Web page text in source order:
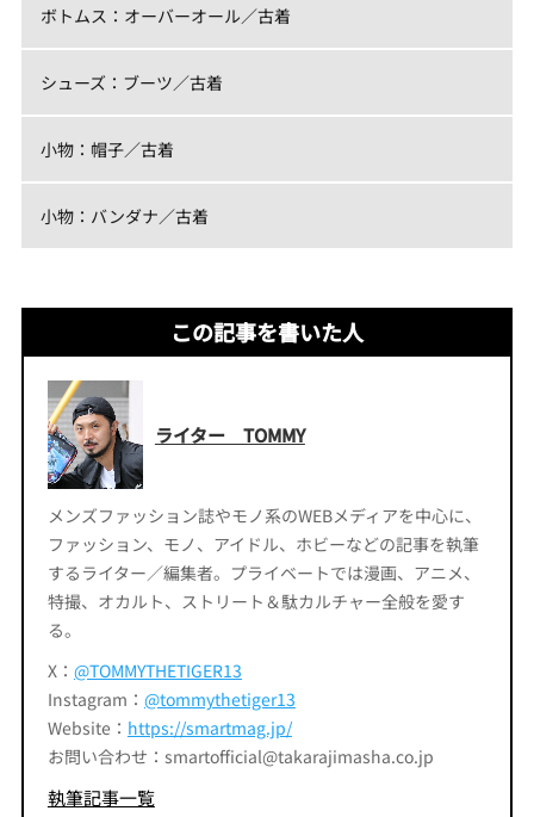
ボトムス：オーバーオール／古着
シューズ：ブーツ／古着
小物：帽子／古着
小物：バンダナ／古着
この記事を書いた人
ライター TOMMY
メンズファッション誌やモノ系のWEBメディアを中心に、
ファッション、モノ、アイドル、ホビーなどの記事を執筆
するライター／編集者。プライベートでは漫画、アニメ、
特撮、オカルト、ストリート＆駄カルチャー全般を愛す
る。
X： @TOMMYTHETIGER13
Instagram： @tommythetiger13
Website： https://smartmag.jp/
お問い合わせ：smartofficial@takarajimasha.co.jp
執筆記事一覧